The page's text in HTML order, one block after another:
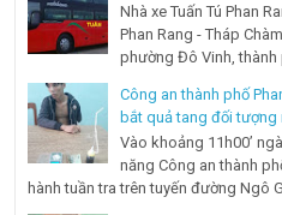
Nhà xe Tuấn Tú Phan
Phan Rang - Tháp
phường Đô Vinh, thành
Công an thành phố
bắt quả tang đối tượng
Vào khoảng 11h00’
năng Công an thành
hành tuần tra trên tuyến đường Ngô